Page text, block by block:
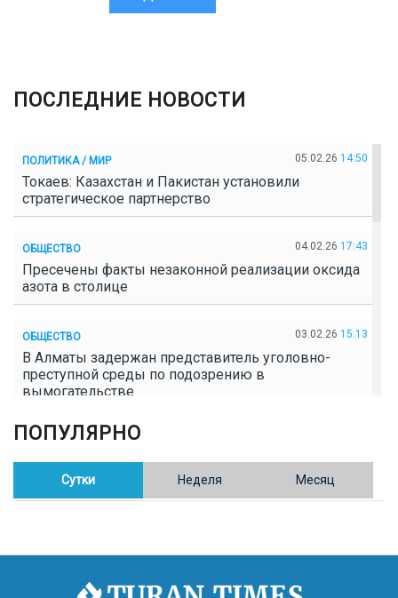
ПОСЛЕДНИЕ НОВОСТИ
ПОЛИТИКА / МИР 05.02.26 14:50
Токаев: Казахстан и Пакистан установили
стратегическое партнерство
ОБЩЕСТВО 04.02.26 17:43
Пресечены факты незаконной реализации оксида
азота в столице
ОБЩЕСТВО 03.02.26 15:13
В Алматы задержан представитель уголовно-
преступной среды по подозрению в
вымогательстве
ОБЩЕСТВО
Полицейские пресекли незаконное выращивание
конопли в Таразе
Казахстан возглавил Договор о зоне, свободной от
ПОПУЛЯРНО
Сутки Неделя Месяц